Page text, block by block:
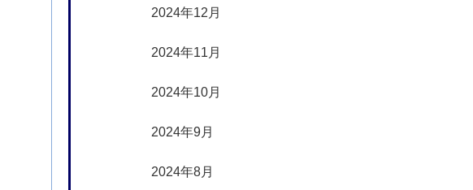
2024年12月
2024年11月
2024年10月
2024年9月
2024年8月